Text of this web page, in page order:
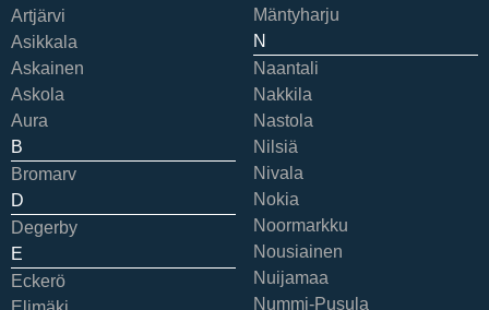
Artjärvi
Asikkala
Askainen
Askola
Aura
B
Bromarv
D
Degerby
E
Eckerö
Mäntyharju
N
Naantali
Nakkila
Nastola
Nilsiä
Nivala
Nokia
Noormarkku
Nousiainen
Nuijamaa
Nummi-Pusula